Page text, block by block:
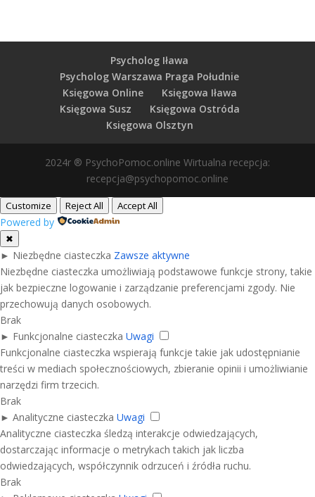
Psycholog Iława
Psycholog Warszawa Praga Południe
Księgowa Online
Księgowa Iława
Księgowa Susz
Księgowa Ostróda
Księgowa Olsztyn
2024r ® PsychoPomoc.online Wirtualna recepcja:
recepcja@psychopomoc.online
Customize Reject All Accept All
Powered by
✖
► Niezbędne ciasteczka Zawsze aktywne
Niezbędne ciasteczka umożliwiają podstawowe funkcje strony, takie
jak bezpieczne logowanie i zarządzanie preferencjami zgody. Nie
przechowują danych osobowych.
Brak
► Funkcjonalne ciasteczka Uwagi
Funkcjonalne ciasteczka wspierają funkcje takie jak udostępnianie
treści w mediach społecznościowych, zbieranie opinii i umożliwianie
narzędzi firm trzecich.
Brak
► Analityczne ciasteczka Uwagi
Analityczne ciasteczka śledzą interakcje odwiedzających,
dostarczając informacje o metrykach takich jak liczba
odwiedzających, współczynnik odrzuceń i źródła ruchu.
Brak